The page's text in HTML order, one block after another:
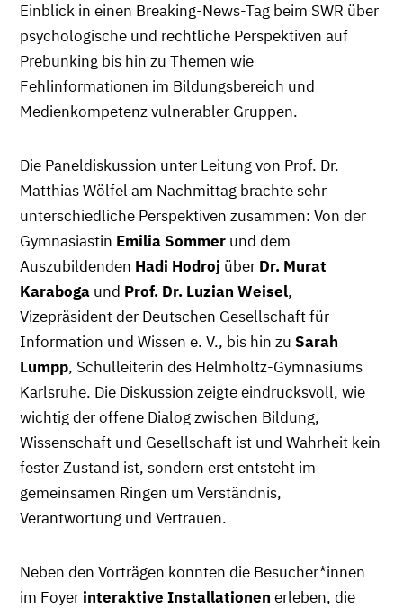
Einblick in einen Breaking-News-Tag beim SWR über
psychologische und rechtliche Perspektiven auf
Prebunking bis hin zu Themen wie
Fehlinformationen im Bildungsbereich und
Medienkompetenz vulnerabler Gruppen.
Die Paneldiskussion unter Leitung von Prof. Dr.
Matthias Wölfel am Nachmittag brachte sehr
unterschiedliche Perspektiven zusammen: Von der
Gymnasiastin Emilia Sommer und dem
Auszubildenden Hadi Hodroj über Dr. Murat
Karaboga und Prof. Dr. Luzian Weisel,
Vizepräsident der Deutschen Gesellschaft für
Information und Wissen e. V., bis hin zu Sarah
Lumpp, Schulleiterin des Helmholtz-Gymnasiums
Karlsruhe. Die Diskussion zeigte eindrucksvoll, wie
wichtig der offene Dialog zwischen Bildung,
Wissenschaft und Gesellschaft ist und Wahrheit kein
fester Zustand ist, sondern erst entsteht im
gemeinsamen Ringen um Verständnis,
Verantwortung und Vertrauen.
Neben den Vorträgen konnten die Besucher*innen
im Foyer interaktive Installationen erleben, die